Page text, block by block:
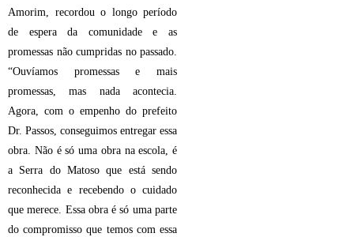
Amorim, recordou o longo período
de espera da comunidade e as
promessas não cumpridas no passado.
“Ouvíamos promessas e mais
promessas, mas nada acontecia.
Agora, com o empenho do prefeito
Dr. Passos, conseguimos entregar essa
obra. Não é só uma obra na escola, é
a Serra do Matoso que está sendo
reconhecida e recebendo o cuidado
que merece. Essa obra é só uma parte
do compromisso que temos com essa